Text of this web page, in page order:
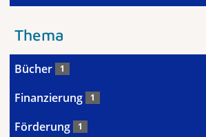
Thema
Bücher 1
Finanzierung 1
Förderung 1